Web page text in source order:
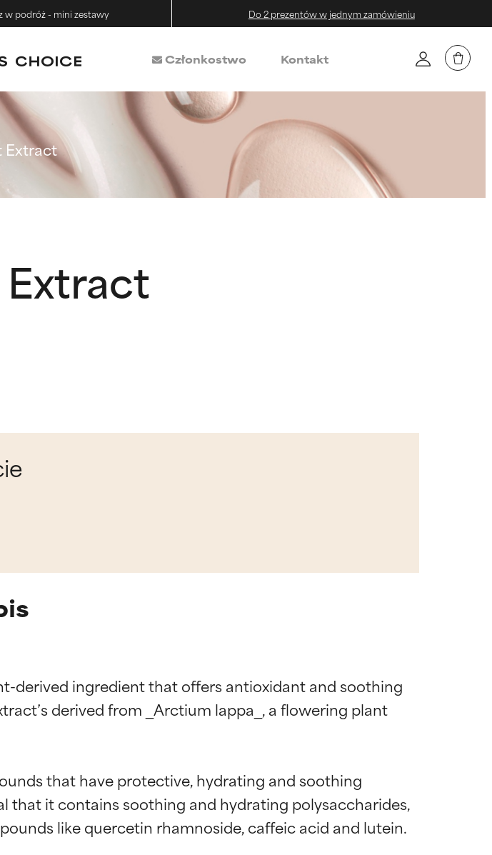
w podróż - mini zestawy Do 2 prezentów w jednym zamówieniu
Członkostwo Kontakt
Extract
derived ingredient that offers antioxidant and soothing
derived from _Arctium lappa_, a flowering plant
that have protective, hydrating and soothing
that it contains soothing and hydrating polysaccharides,
like quercetin rhamnoside, caffeic acid and lutein.